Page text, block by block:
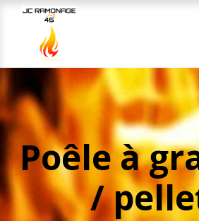
Poêle à
/